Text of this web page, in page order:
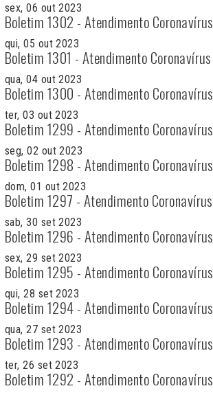
sex, 06 out 2023
Boletim 1302 - Atendimento Coronavírus
qui, 05 out 2023
Boletim 1301 - Atendimento Coronavírus
qua, 04 out 2023
Boletim 1300 - Atendimento Coronavírus
ter, 03 out 2023
Boletim 1299 - Atendimento Coronavírus
seg, 02 out 2023
Boletim 1298 - Atendimento Coronavírus
dom, 01 out 2023
Boletim 1297 - Atendimento Coronavírus
sab, 30 set 2023
Boletim 1296 - Atendimento Coronavírus
sex, 29 set 2023
Boletim 1295 - Atendimento Coronavírus
qui, 28 set 2023
Boletim 1294 - Atendimento Coronavírus
qua, 27 set 2023
Boletim 1293 - Atendimento Coronavírus
ter, 26 set 2023
Boletim 1292 - Atendimento Coronavírus